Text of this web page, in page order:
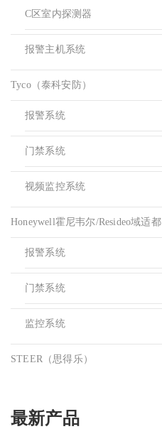
C区室内探测器
报警主机系统
Tyco（泰科安防）
报警系统
门禁系统
视频监控系统
Honeywell霍尼韦尔/resideo域适都
报警系统
门禁系统
监控系统
STEER（思得乐）
最新产品